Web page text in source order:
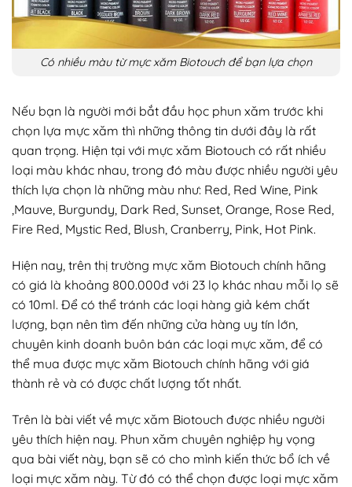
Có nhiều màu từ mực xăm Biotouch để bạn lựa chọn
Nếu bạn là người mới bắt đầu học phun xăm trước khi
chọn lựa mực xăm thì những thông tin dưới đây là rất
quan trọng. Hiện tại với mực xăm Biotouch có rất nhiều
loại màu khác nhau, trong đó màu được nhiều người yêu
thích lựa chọn là những màu như: Red, Red Wine, Pink
,Mauve, Burgundy, Dark Red, Sunset, Orange, Rose Red,
Fire Red, Mystic Red, Blush, Cranberry, Pink, Hot Pink.
Hiện nay, trên thị trường mực xăm Biotouch chính hãng
có giá là khoảng 800.000đ với 23 lọ khác nhau mỗi lọ sẽ
có 10ml. Để có thể tránh các loại hàng giả kém chất
lượng, bạn nên tìm đến những cửa hàng uy tín lớn,
chuyên kinh doanh buôn bán các loại mực xăm, để có
thể mua được mực xăm Biotouch chính hãng với giá
thành rẻ và có được chất lượng tốt nhất.
Trên là bài viết về mực xăm Biotouch được nhiều người
yêu thích hiện nay. Phun xăm chuyên nghiệp hy vọng
qua bài viết này, bạn sẽ có cho mình kiến thức bổ ích về
loại mực xăm này. Từ đó có thể chọn được loại mực xăm